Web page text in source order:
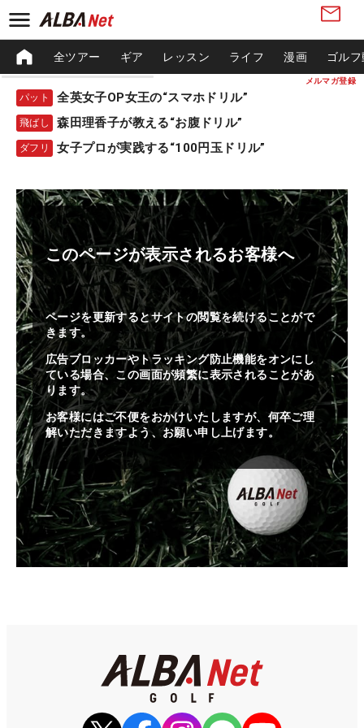
メルマガ登録
全ツアー ギア レッスン ライフ 漫画 ゴル
パット 全英女子OP女王の“スマホドリル”
飛ばし 森田理香子が教える“お腹ドリル”
ダフリ 女子プロが実践する“100円玉ドリル”
このページが表示されるお客様へ
ページを更新するとサイトの閲覧を続けることがで
きます。
広告ブロッカーやトラッキング防止機能をオンにし
ている場合、この画面が頻繁に表示されることがあ
ります。
お客様にはご不便をおかけいたしますが、何卒ご理
解いただきますよう、お願い申し上げます。